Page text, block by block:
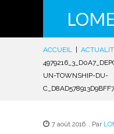
ACCUEIL
UN-TOWNSHIP-DU-
7 août 2016 , Par